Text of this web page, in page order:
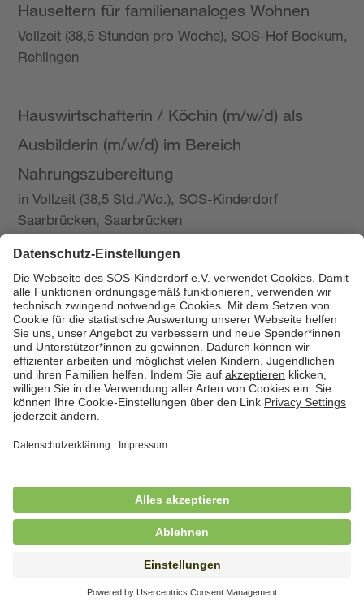
Hauseltern für familienanaloges Wohnen
Vollzeit (38,5 Stunden pro Woche), SOS-Hof Bockum,
Rehlingen
Hauswirtschafterin / Köchin (m/w/d) als
Ausbilderin (m/w/d) im Bereich
Nahrungszubereitung
in Vollzeit (38,5 Std./Wo.), SOS-Kinderdorf
Saarbrücken, Saarbrücken
Hauswirtschaftskraft (m/w/d)
in Teilzeit (mind. 20 - max. 30 Std./.Wo.), SOS-
Kinderdorf Essen, Essen
Hauswirtschaftskraft (m/w/d)
in unbefristeter Anstellung, Teilzeit (20 Std./Wo.), SOS-
Hauswirtschaftskraft (m/w/d) für
Kinderdorffamilie
in unbefristeter Anstellung, Teilzeit (19,25 Std./Wo.),
SOS-Kinderdorf Ammersee-Lech, Dießen am